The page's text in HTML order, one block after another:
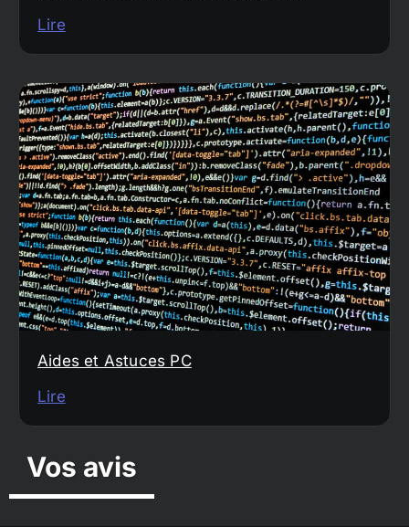
Lire
Aides et Astuces PC
Lire
Vos avis